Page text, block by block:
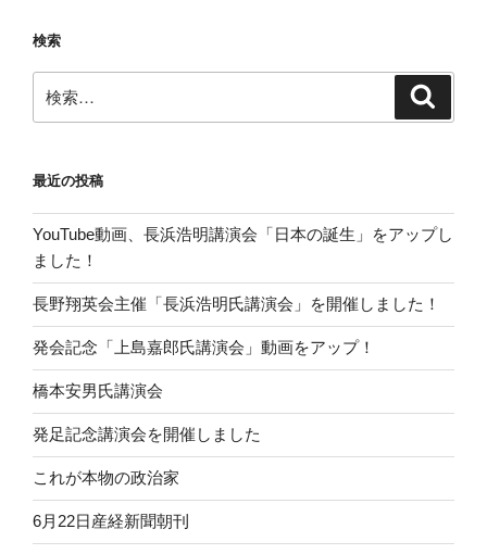
検索
索:
最近の投稿
YouTube動画、長浜浩明講演会「日本の誕生」をアップし
ました！
長野翔英会主催「長浜浩明氏講演会」を開催しました！
発会記念「上島嘉郎氏講演会」動画をアップ！
橋本安男氏講演会
発足記念講演会を開催しました
これが本物の政治家
6月22日産経新聞朝刊